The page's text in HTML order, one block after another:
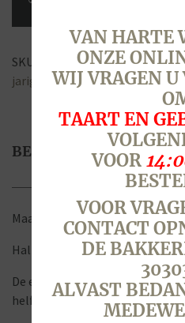
vanaf
SKU:
Categorieën:Taart
jarig
naam,slagroom,taart ,
BESCHRIJVING
Maak uw taart persoonlijk met
Half Slagroom- en half
De ene helft van de taart is
helft een vruchtentaart.
VAN HARTE
ONZE
WIJ VRAGEN
TAART EN
VOOR
VOOR
CONTACT
DE
ALVAST